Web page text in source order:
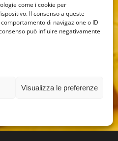
come i cookie per
Il consenso a queste
di navigazione o ID
può influire negativamente
Visualizza le preferenze